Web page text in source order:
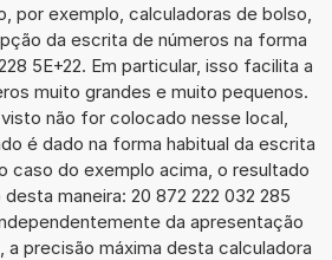
por exemplo, calculadoras de bolso,
da escrita de números na forma
5E+22. Em particular, isso facilita a
muito grandes e muito pequenos.
não for colocado nesse local,
é dado na forma habitual da escrita
caso do exemplo acima, o resultado
maneira: 20 872 222 032 285
da apresentação
a precisão máxima desta calculadora